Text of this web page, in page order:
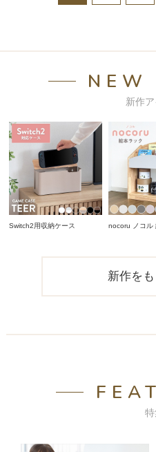
NEW
新作
Switch2用収納ケース nocoru ノコル
新作を